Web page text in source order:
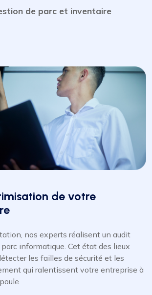
de parc et inventaire
de votre
nos experts réalisent un audit
informatique. Cet état des lieux
les failles de sécurité et les
qui ralentissent votre entreprise à